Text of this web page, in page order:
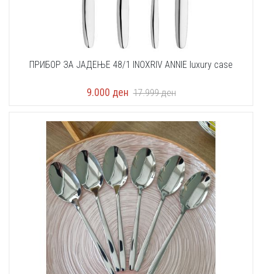
ПРИБОР ЗА ЈАДЕЊЕ 48/1 INOXRIV ANNIE luxury case
9.000 ден 17.999ден